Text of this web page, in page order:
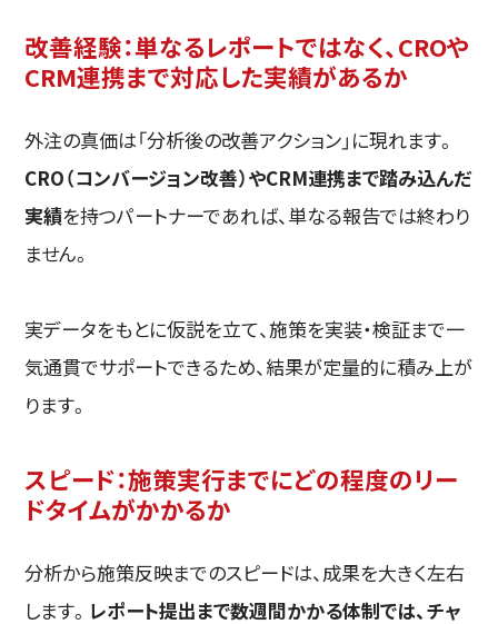
改善経験：単なるレポートではなく、CROや
CRM連携まで対応した実績があるか
外注の真価は「分析後の改善アクション」に現れます。
CRO（コンバージョン改善）やCRM連携まで踏み込んだ
実績を持つパートナーであれば、単なる報告では終わり
ません。
実データをもとに仮説を立て、施策を実装・検証まで一
気通貫でサポートできるため、結果が定量的に積み上が
ります。
スピード：施策実行までにどの程度のリー
ドタイムがかかるか
分析から施策反映までのスピードは、成果を大きく左右
します。 レポート提出まで数週間かかる体制では、チャ